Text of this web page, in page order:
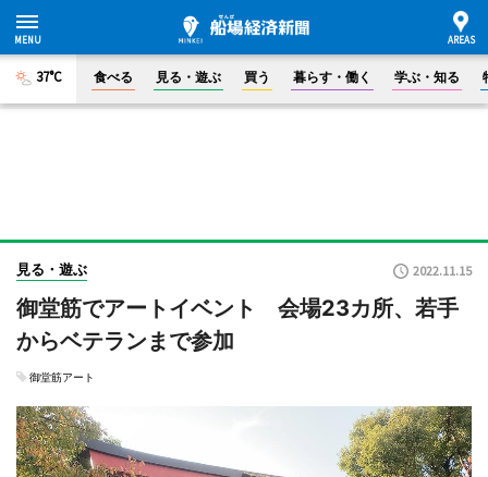
37°C 食べる 見る・遊ぶ 買う 暮らす・働く 学ぶ・知る
見る・遊ぶ 2022.11.15
御堂筋でアートイベント 会場23カ所、若手
からベテランまで参加
御堂筋アート